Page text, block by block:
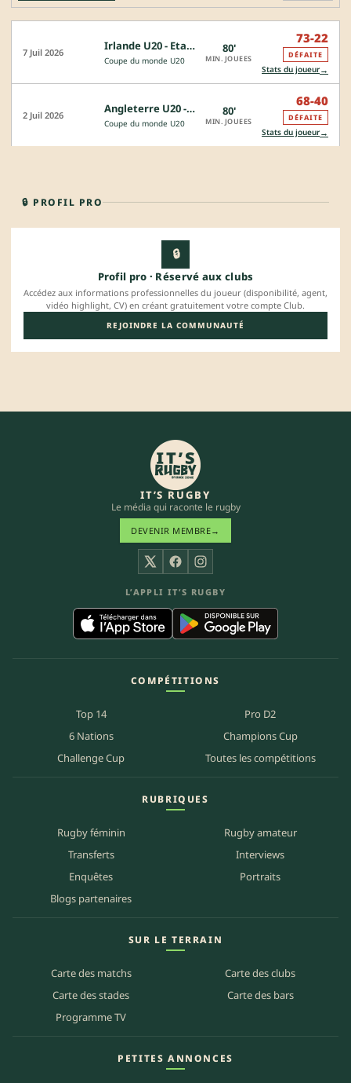
7 Juil 2026 Irlande U20 - Etats-Unis U20
Coupe du monde U20
80'
MIN. JOUEES
73-22
DÉFAITE
Stats du joueur→
2 Juil 2026 Angleterre U20 - Etats-Unis U20
Coupe du monde U20
80'
MIN. JOUEES
68-40
DÉFAITE
Stats du joueur→
🔒 PROFIL PRO
🔒
Profil pro · Réservé aux clubs
Accédez aux informations professionnelles du joueur (disponibilité, agent,
vidéo highlight, CV) en créant gratuitement votre compte Club.
REJOINDRE LA COMMUNAUTÉ
IT’S RUGBY
Le média qui raconte le rugby
DEVENIR MEMBRE→
X FacebookInstagram
L’APPLI IT’S RUGBY
COMPÉTITIONS
Top 14
Pro D2
6 Nations
Champions Cup
Challenge Cup
Toutes les compétitions
RUBRIQUES
Rugby féminin
Rugby amateur
Transferts
Interviews
Enquêtes
Portraits
Blogs partenaires
SUR LE TERRAIN
Carte des matchs
Carte des clubs
Carte des stades
Carte des bars
Programme TV
PETITES ANNONCES